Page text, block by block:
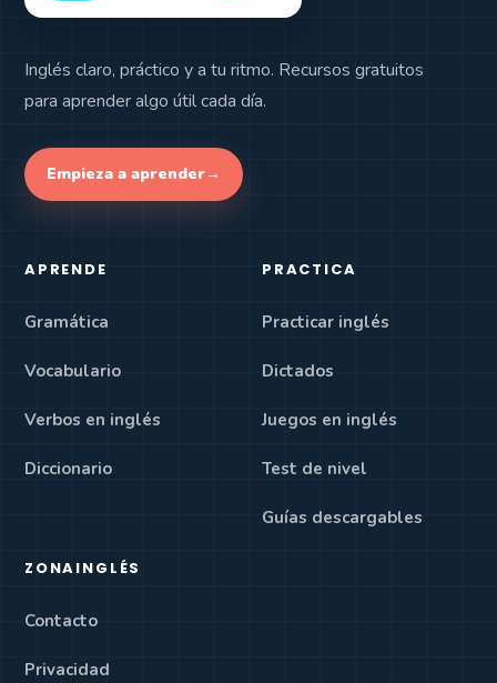
Inglés claro, práctico y a tu ritmo. Recursos gratuitos
para aprender algo útil cada día.
Empieza a aprender→
APRENDE
Gramática
Vocabulario
Verbos en inglés
Diccionario
PRACTICA
Practicar inglés
Dictados
Juegos en inglés
Test de nivel
Guías descargables
ZONAINGLÉS
Contacto
Privacidad